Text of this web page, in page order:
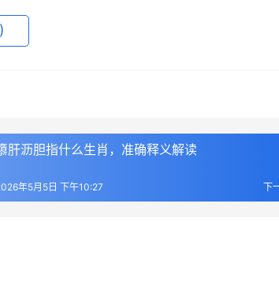
肝沥胆指什么生肖，准确释义解读
下
年5月5日 下午10:27